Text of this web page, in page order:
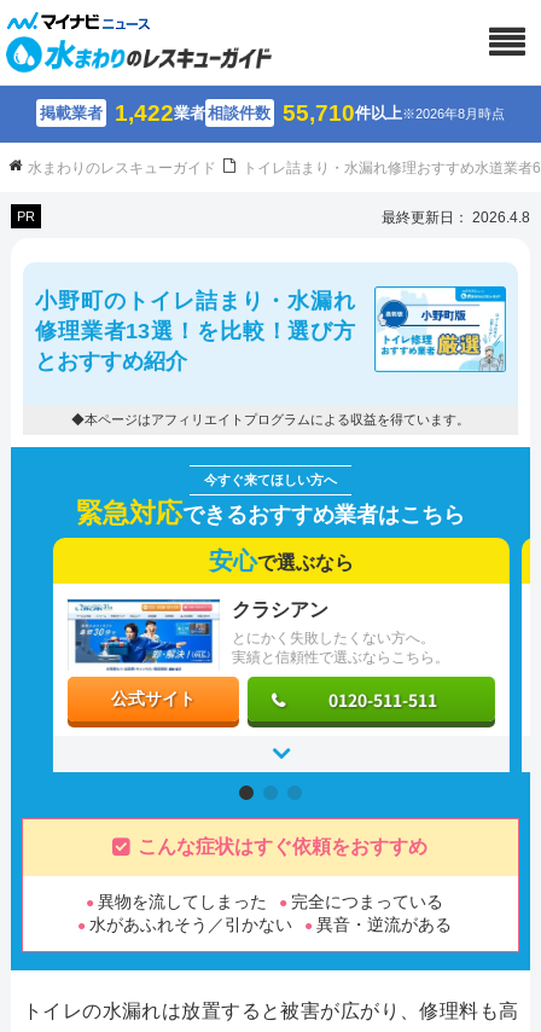
掲載業者 1,422業者相談件数 55,710件以上※2026年8月時点
水まわりのレスキューガイド トイレ詰まり・水漏れ修理おすすめ水道業
PR 最終更新日： 2026.4.8
小野町のトイレ詰まり・水漏れ
修理業者13選！を比較！選び方
とおすすめ紹介
◆本ページはアフィリエイトプログラムによる収益を得ています。
緊急対応できるおすすめ業者はこちら
安心で選ぶなら
とにかく失敗したくない方へ。
実績と信頼性で選ぶならこちら。
クラシアン
公式サイト 0120-511-511
こんな症状はすぐ依頼をおすすめ
異物を流してしまった
完全につまっている
水があふれそう／引かない
異音・逆流がある
トイレの水漏れは放置すると被害が広がり、修理料も高